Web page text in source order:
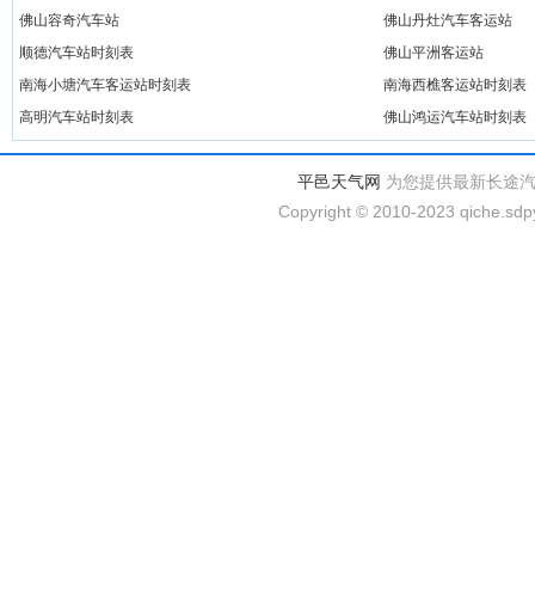
佛山容奇汽车站
佛山丹灶汽车客运站
顺德汽车站时刻表
佛山平洲客运站
南海小塘汽车客运站时刻表
南海西樵客运站时刻表
高明汽车站时刻表
佛山鸿运汽车站时刻表
平邑天气网 为您提供最新长途
Copyright © 2010-2023